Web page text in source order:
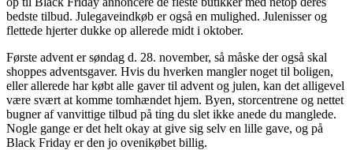
bedste tilbud. Julegaveindkøb er også en mulighed. Julenisser og
flettede hjerter dukke op allerede midt i oktober.
Første advent er søndag d. 28. november, så måske der også skal
shoppes adventsgaver. Hvis du hverken mangler noget til boligen,
eller allerede har købt alle gaver til advent og julen, kan det alligevel
være svært at komme tomhændet hjem. Byen, storcentrene og nettet
bugner af vanvittige tilbud på ting du slet ikke anede du manglede.
Nogle gange er det helt okay at give sig selv en lille gave, og på
Black Friday er den jo ovenikøbet billig.